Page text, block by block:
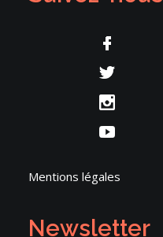
Mentions légales
Newsletter